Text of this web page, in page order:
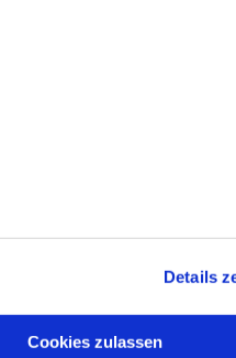
Details
Cookies zulassen
interessieren